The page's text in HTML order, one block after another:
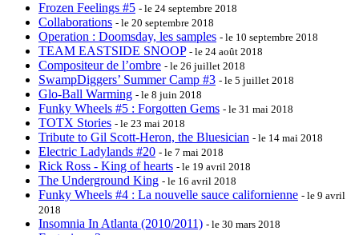
Frozen Feelings #5 - le 24 septembre 2018
Collaborations - le 20 septembre 2018
Operation : Doomsday, les samples - le 10 septembre 2018
TEAM EASTSIDE SNOOP - le 24 août 2018
Compositeur de l’ombre - le 26 juillet 2018
SwampDiggers’ Summer Camp #3 - le 5 juillet 2018
Glo-Ball Warming - le 8 juin 2018
Funky Wheels #5 : Forgotten Gems - le 31 mai 2018
TOTX Stories - le 23 mai 2018
Tribute to Gil Scott-Heron, the Bluesician - le 14 mai 2018
Electric Ladylands #20 - le 7 mai 2018
Rick Ross - King of hearts - le 19 avril 2018
The Underground King - le 16 avril 2018
Funky Wheels #4 : La nouvelle sauce californienne - le 9 avril
2018
Insomnia In Atlanta (2010/2011) - le 30 mars 2018